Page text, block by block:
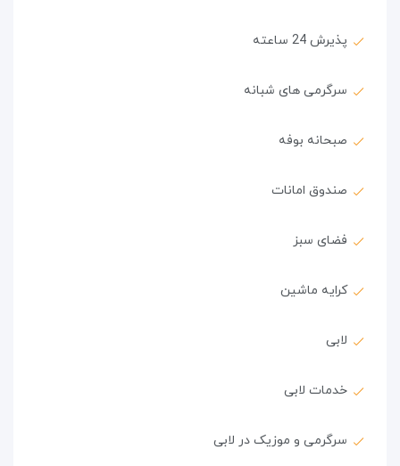
پذیرش 24 ساعته
سرگرمی های شبانه
صبحانه بوفه
صندوق امانات
فضای سبز
کرایه ماشین
لابی
خدمات لابی
سرگرمی و موزیک در لابی